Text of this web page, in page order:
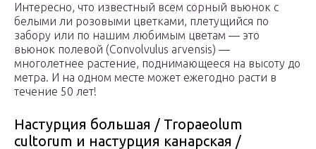
Интересно, что известный всем сорный вьюнок с
белыми ли розовыми цветками, плетущийся по
забору или по нашим любимым цветам — это
вьюнок полевой (Convolvulus arvensis) —
многолетнее растение, поднимающееся на высоту до
метра. И на одном месте может ежегодно расти в
течение 50 лет!
Настурция большая / Tropaeolum
cultorum и настурция канарская /